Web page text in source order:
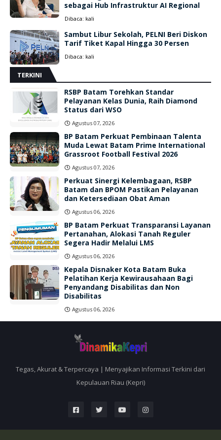
sebagai Hub Infrastruktur AI Regional
Dibaca: kali
Sambut Libur Sekolah, PELNI Beri Diskon
Tarif Tiket Kapal Hingga 30 Persen
Dibaca: kali
TERKINI
RSBP Batam Torehkan Standar
Pelayanan Kelas Dunia, Raih Diamond
Status dari WSO
Agustus 07, 2026
BP Batam Perkuat Pembinaan Talenta
Muda Lewat Batam Prime International
Grassroot Football Festival 2026
Agustus 07, 2026
Perkuat Sinergi Kelembagaan, RSBP
Batam dan BPOM Pastikan Pelayanan
dan Ketersediaan Obat Aman
Agustus 06, 2026
BP Batam Perkuat Transparansi Layanan
Pertanahan, Alokasi Tanah Reguler
Segera Hadir Melalui LMS
Agustus 06, 2026
Kepala Disnaker Kota Batam Buka
Pelatihan Kerja Kewirausahaan Bagi
Penyandang Disabilitas dan Non
Disabilitas
Agustus 06, 2026
Tegas, Akurat & Terpercaya | Menyajikan Informasi Terkini dari
Kepulauan Riau (Kepri)